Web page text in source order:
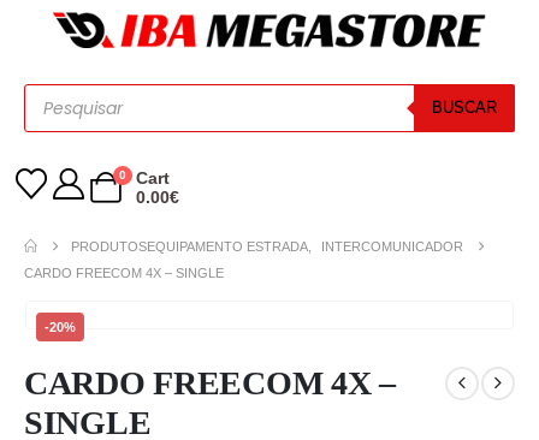
BUSCAR
0
Cart
0.00€
PRODUTOSEQUIPAMENTO ESTRADA
INTERCOMUNICADOR
CARDO FREECOM 4X – SINGLE
-20%
CARDO FREECOM 4X –
SINGLE